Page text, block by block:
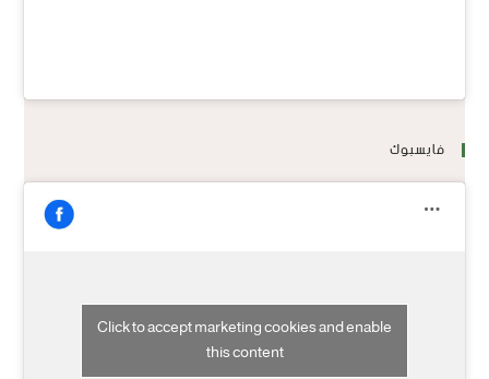
فايسبوك
Click to accept marketing cookies and enable
this content